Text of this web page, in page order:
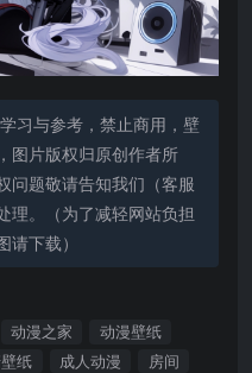
习与参考，禁止商用，壁
图片版权归原创作者所
问题敬请告知我们（客服
理。（为了减轻网站负担
下载）
动漫之家
动漫壁纸
纸 成人动漫
房间